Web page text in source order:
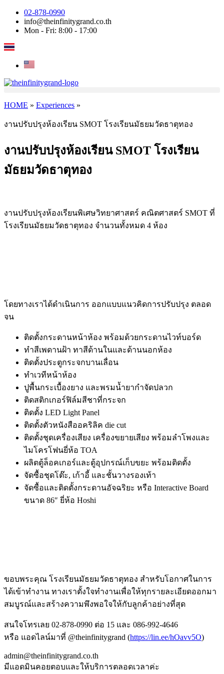
Skip
content
02-878-0990
info@theinfinitygrand.co.th
Mon - Fri: 8:00 - 17:00
HOME » Experiences »
งานปรับปรุงห้องเรียน SMOT โรงเรียนมัธยมวัดธาตุทอง
งานปรับปรุงห้องเรียน SMOT โรงเรียน
มัธยมวัดธาตุทอง
งานปรับปรุงห้องเรียนพิเศษวิทยาศาสตร์ คณิตศาสตร์ SMOT ที่
โรงเรียนมัธยมวัดธาตุทอง จำนวนทั้งหมด 4 ห้อง
โดยทางเราได้ดำเนินการ ออกแบบแนวคิดการปรับปรุง ตลอด
จน
ติดตั้งกระดานหน้าห้อง พร้อมด้วยกระดานไวท์บอร์ด
ทำสีเพดานฝ้า ทาสีด้านในและด้านนอกห้อง
ติดตั้งประตูกระจกบานเลื่อน
ทำเวทีหน้าห้อง
ปูพื้นกระเบื้องยาง และพรมน้ำยากำจัดปลวก
ติดสติกเกอร์ฟิล์มสีชาที่กระจก
ติดตั้ง LED Light Panel
ติดตั้งตัวหนังสืออคริลิค die cut
ติดตั้งชุดเครื่องเสียง เครื่องขยายเสียง พร้อมลำโพงและ
ไมโครโฟนยี่ห้อ TOA
ผลิตตู้ล็อคเกอร์และตู้อุปกรณ์เก็บขยะ พร้อมติดตั้ง
จัดซื้อชุดโต๊ะ, เก้าอี้ และชั้นวางรองเท้า
จัดซื้อและติดตั้งกระดานอัจฉริยะ หรือ Interactive Board
ขนาด 86″ ยี่ห้อ Hoshi
ขอบพระคุณ โรงเรียนมัธยมวัดธาตุทอง สำหรับโอกาศในการ
ได้เข้าทำงาน ทางเราตั้งใจทำงานเพื่อให้ทุกรายละเอียดออกมา
สมบูรณ์และสร้างความพึงพอใจให้กับลูกค้าอย่างที่สุด
สนใจโทรเลย 02-878-0990 ต่อ 15 และ 086-992-4646
หรือ แอดไลน์มาที่ @theinfinitygrand (https://lin.ee/hOavv5O)
admin@theinfinitygrand.co.th
มีแอดมินคอยตอบและให้บริการตลอดเวลาค่ะ